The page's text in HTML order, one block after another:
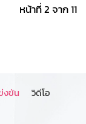
หน้าที่ 2 จาก 11
งขัน
วิดีโอ